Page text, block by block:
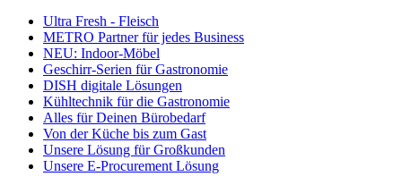
Ultra Fresh - Fleisch
METRO Partner für jedes Business
NEU: Indoor-Möbel
Geschirr-Serien für Gastronomie
DISH digitale Lösungen
Kühltechnik für die Gastronomie
Alles für Deinen Bürobedarf
Von der Küche bis zum Gast
Unsere Lösung für Großkunden
Unsere E-Procurement Lösung